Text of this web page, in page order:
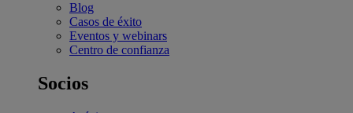
Blog
Casos de éxito
Eventos y webinars
Centro de confianza
Socios